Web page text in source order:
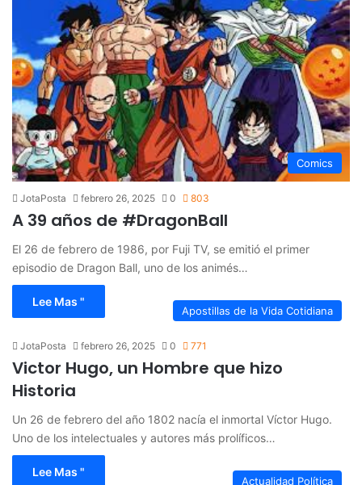
Comics
JotaPosta febrero 26, 2025 0 803
A 39 años de #DragonBall
El 26 de febrero de 1986, por Fuji TV, se emitió el primer
episodio de Dragon Ball, uno de los animés…
Lee Mas "
Apostillas de la Vida Cotidiana
JotaPosta febrero 26, 2025 0 771
Victor Hugo, un Hombre que hizo
Historia
Un 26 de febrero del año 1802 nacía el inmortal Víctor Hugo.
Uno de los intelectuales y autores más prolíficos…
Lee Mas "
Actualidad Política